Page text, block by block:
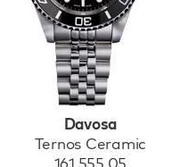
Davosa
Ternos Ceramic
161.555.05